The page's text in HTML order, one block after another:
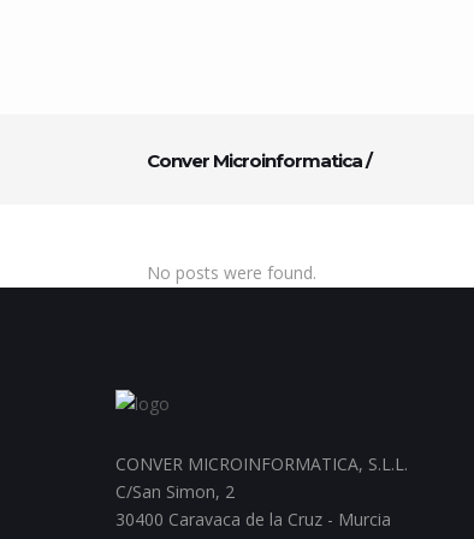
Conver Microinformatica/
No posts were found.
CONVER MICROINFORMATICA, S.L.L.
C/San Simon, 2
30400 Caravaca de la Cruz - Murcia